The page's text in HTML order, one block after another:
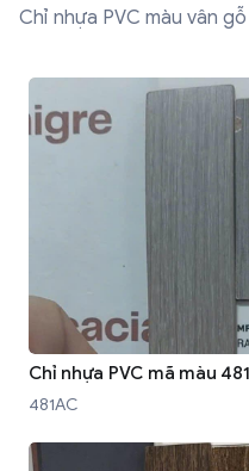
Chỉ nhựa PVC màu vân gỗ
Chỉ nhựa PVC mã màu
481AC